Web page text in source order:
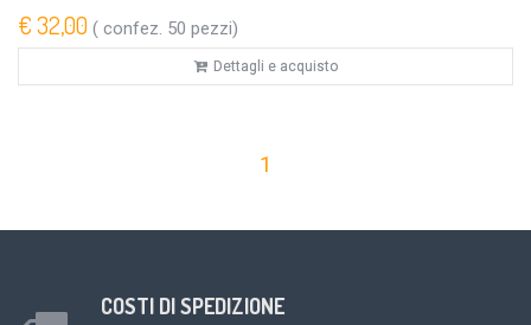
€ 32,00 ( confez. 50 pezzi)
Dettagli e acquisto
1
COSTI DI SPEDIZIONE